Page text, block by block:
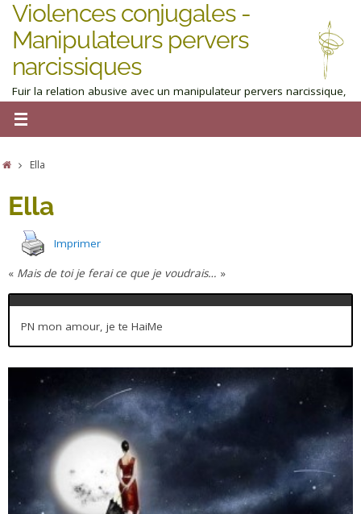
Violences conjugales -
Manipulateurs pervers
narcissiques
Fuir la relation abusive avec un manipulateur pervers narcissique,
Ella
Ella
Imprimer
« Mais de toi je ferai ce que je voudrais… »
PN mon amour, je te HaiMe